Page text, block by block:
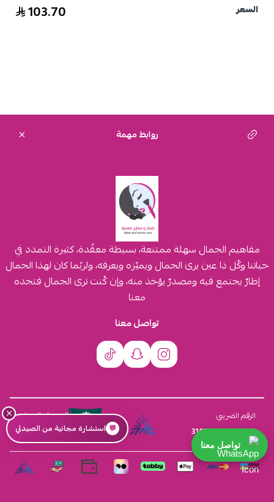
السعر 103.70
روابط مهمة
مفاهيم الجمال سهلة ممتنعة، بسيطة معقّدة، كثيرة التمدد في
حياتنا وكُل ذا عين يرى الجمال ويميّزه ويعرفه، ولربّما كان لهذا الجمال
إطارٌ يجتمع فيه ومصدرٌ يؤخذ منه، وإن كُنت ترى الجمال فتجده
معنا
تواصل معنا
الرقم الضريبي
310555259800003
السجل التجاري
4030431116
×
💬 استشارة مجانية من الصيدلي
تواصل معنا